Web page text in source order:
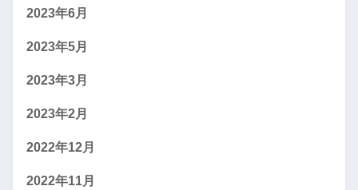
2023年6月
2023年5月
2023年3月
2023年2月
2022年12月
2022年11月